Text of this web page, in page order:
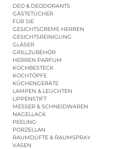
DEO & DEODORANTS
GÄSTETÜCHER
FÜR SIE
GESICHTSCREME HERREN
GESICHTSREINIGUNG
GLÄSER
GRILLZUBEHÖR
HERREN PARFUM
KOCHBESTECK
KOCHTÖPFE
KÜCHENGERÄTE
LAMPEN & LEUCHTEN
LIPPENSTIFT
MESSER & SCHNEIDWAREN
NAGELLACK
PEELING
PORZELLAN
RAUMDÜFTE & RAUMSPRAY
VASEN